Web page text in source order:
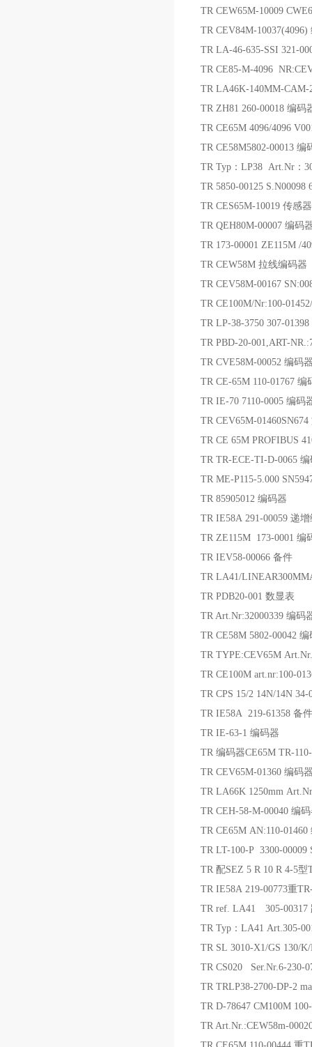
TR CEW65M-10009
TR CEV84M-10037(4096)
TR LA-46-635-SSI 321-
TR CE85-M-4096
TR LA46K-140MM-CAM-
TR ZH81 260-00018 编码
TR CE65M 4096/4096
TR CE58M5802-00013 编
TR Typ：LP38 Art.Nr：
TR 5850-00125 S.N00098
TR CES65M-10019 传感器
TR QEH80M-00007 编码
TR 173-00001 ZE115M /
TR CEW58M 拉线编码器
TR CEV58M-00167
TR CE100M/Nr:100-
TR LP-38-3750 307-
TR PBD-20-001,ART-
TR CVE58M-00052 编码
TR CE-65M 110-01767 编
TR IE-70 7110-0005 编码
TR CEV65M-
TR CE 65M PROFIBUS
TR TR-ECE-TI-D-0065
TR ME-P115-5.000
TR 85905012 编码器
TR IE58A 291-00059 递
TR ZE115M 173-0001 编
TR IEV58-00066 备件
TR LA41/
TR PDB20-001 数显表
TR Art.Nr:32000339 编码
TR CE58M 5802-00042
TR TYPE:CEV65M
TR CE100M art.nr:100-
TR CPS 15/2 14N/14N
TR IE58A 219-61358 备件
TR IE-63-1 编码器
TR 编码器CE65M TR-
TR CEV65M-01360 编码
TR LA66K 1250mm
TR CEH-58-M-00040 编
TR CE65M AN:110-01460
TR LT-100-P 3300-00009
TR 配SEZ 5 R 10 R 4-5
TR IE58A 219-00773重
TR ref. LA41 305-00317
TR Typ：LA41 Art.305-
TR SL 3010-X1/GS 130/
TR CS020 Ser.Nr.6-230-
TR TRLP38-2700-DP-2
TR D-78647 CM100M
TR Art.Nr.:CEW58m-